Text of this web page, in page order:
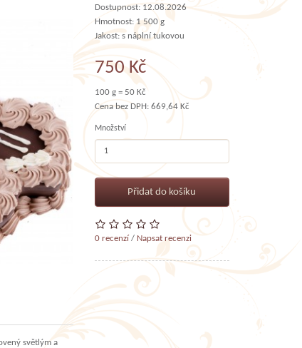
světlým a
Dostupnost: 12.08.2026
Hmotnost: 1 500 g
Jakost: s náplní tukovou
750 Kč
100 g = 50 Kč
Cena bez DPH: 669,64 Kč
Množství
Přidat do košíku
0 recenzí/ Napsat recenzi